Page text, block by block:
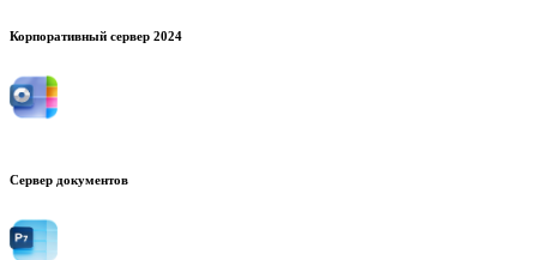
Корпоративный сервер 2024
Сервер документов